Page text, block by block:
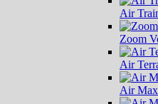
Air
Zoom
Air
Air